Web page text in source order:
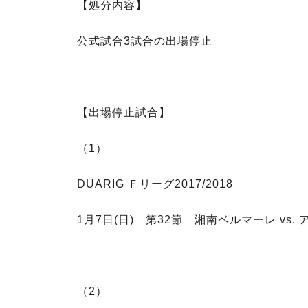
【処分内容】
公式試合3試合の出場停止
【出場停止試合】
（1）
DUARIG Ｆリーグ2017/2018
1月7日(日) 第32節 湘南ベルマーレ vs.
（2）